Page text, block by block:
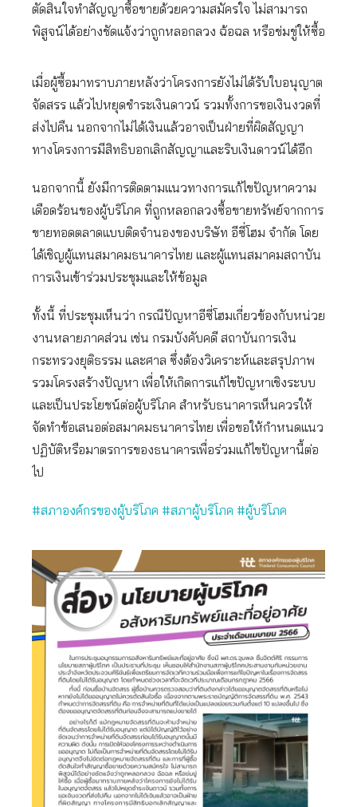
ตัดสินใจทำสัญญาซื้อขายด้วยความสมัครใจ ไม่สามารถ
พิสูจน์ได้อย่างชัดแจ้งว่าถูกหลอกลวง ฉ้อฉล หรือข่มขู่ให้ซื้อ
เมื่อผู้ซื้อมาทราบภายหลังว่าโครงการยังไม่ได้รับใบอนุญาต
จัดสรร แล้วไปหยุดชำระเงินดาวน์ รวมทั้งการขอเงินงวดที่
ส่งไปคืน นอกจากไม่ได้เงินแล้วอาจเป็นฝ่ายที่ผิดสัญญา
ทางโครงการมีสิทธิบอกเลิกสัญญาและริบเงินดาวน์ได้อีก
นอกจากนี้ ยังมีการติดตามแนวทางการแก้ไขปัญหาความ
เดือดร้อนของผู้บริโภค ที่ถูกหลอกลวงซื้อขายทรัพย์จากการ
ขายทอดตลาดแบบติดจำนองของบริษัท อีซี่โฮม จำกัด โดย
ได้เชิญผู้แทนสมาคมธนาคารไทย และผู้แทนสมาคมสถาบัน
การเงินเข้าร่วมประชุมและให้ข้อมูล
ทั้งนี้ ที่ประชุมเห็นว่า กรณีปัญหาอีซี่โฮมเกี่ยวข้องกับหน่วย
งานหลายภาคส่วน เช่น กรมบังคับคดี สถาบันการเงิน
กระทรวงยุติธรรม และศาล ซึ่งต้องวิเคราะห์และสรุปภาพ
รวมโครงสร้างปัญหา เพื่อให้เกิดการแก้ไขปัญหาเชิงระบบ
และเป็นประโยชน์ต่อผู้บริโภค สำหรับธนาคารเห็นควรให้
จัดทำข้อเสนอต่อสมาคมธนาคารไทย เพื่อขอให้กำหนดแนว
ปฏิบัติหรือมาตรการของธนาคารเพื่อร่วมแก้ไขปัญหานี้ต่อ
ไป
#สภาองค์กรของผู้บริโภค #สภาผู้บริโภค #ผู้บริโภค